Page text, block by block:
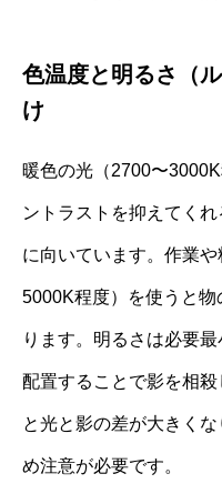
色温度と明るさ（
け
暖色の光（2700〜
ントラストを抑えてく
に向いています。作業
5000K程度）を使うと
ります。明るさは必要
配置することで影を相
と光と影の差が大きく
め注意が必要です。